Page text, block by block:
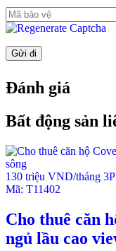
Sở hữu tầm nhìn
về sông Sài Gòn,
Tòa tháp 86 tầng
Căn hộ hoàn thiện
chậu rửa), tủ
nóng, bồn tắm
máy liên lạc video,
và bể bơi cho trẻ
nhà cây & khu
tốc (150m), sân
bơi ngoài trời,
phòng tập yoga,
Tỷ lệ chỗ đậu xe 1:1
Đánh giá
Bất động sản
130 triệu VND/tháng
Mã: T11402
Cho thuê căn
ngủ lầu cao